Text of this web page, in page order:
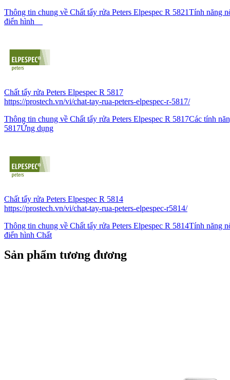
Thông tin chung về Chất tẩy rửa Peters Elpespec R 5821Tính năng
điển hình
Chất tẩy rửa Peters Elpespec R 5817
https://prostech.vn/vi/chat-tay-rua-peters-elpespec-r-5817/
Thông tin chung về Chất tẩy rửa Peters Elpespec R 5817Các tính
5817Ứng dụng
Chất tẩy rửa Peters Elpespec R 5814
https://prostech.vn/vi/chat-tay-rua-peters-elpespec-r5814/
Thông tin chung về Chất tẩy rửa Peters Elpespec R 5814Tính năng
điển hình Chất
Sản phẩm tương đương